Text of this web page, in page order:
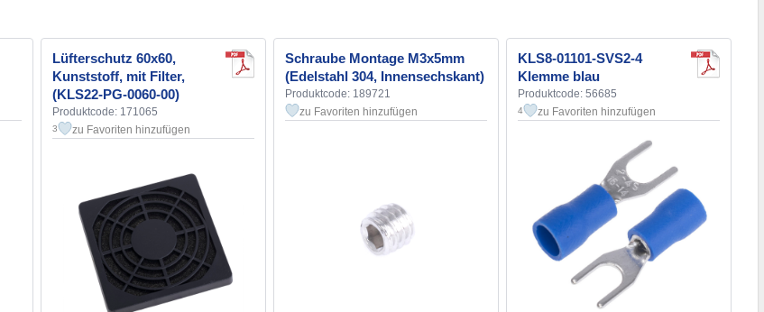
Lüfterschutz 60x60,
Kunststoff, mit Filter,
(KLS22-PG-0060-00)
Produktcode: 171065
3 zu Favoriten hinzufügen
Schraube Montage M3x5mm
(Edelstahl 304, Innensechskant)
Produktcode: 189721
zu Favoriten hinzufügen
KLS8-01101-SVS2-4
Klemme blau
Produktcode: 56685
4 zu Favoriten hinzufügen